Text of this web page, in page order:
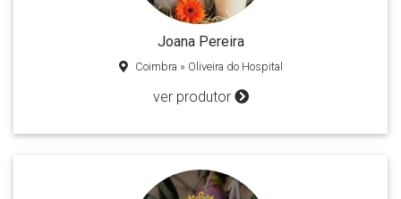
Joana Pereira
Coimbra » Oliveira do Hospital
ver produtor